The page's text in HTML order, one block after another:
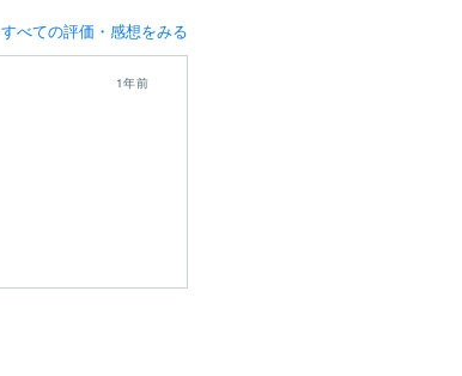
すべての評価・感想をみる
1年前